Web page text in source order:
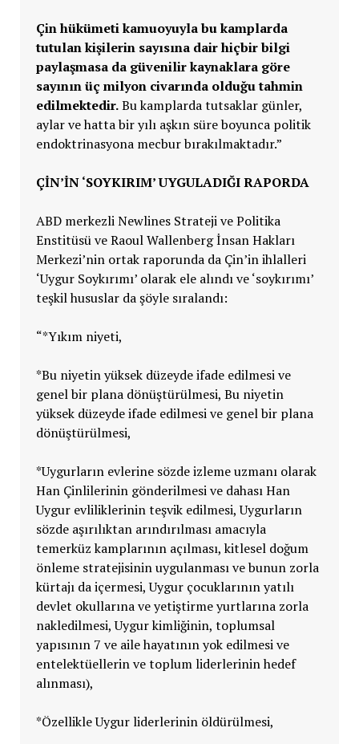
Çin hükümeti kamuoyuyla bu kamplarda
tutulan kişilerin sayısına dair hiçbir bilgi
paylaşmasa da güvenilir kaynaklara göre
sayının üç milyon civarında olduğu tahmin
edilmektedir.Bu kamplarda tutsaklar günler,
aylar ve hatta bir yılı aşkın süre boyunca politik
endoktrinasyona mecbur bırakılmaktadır.”
ÇİN’İN ‘SOYKIRIM’ UYGULADIĞI RAPORDA
ABD merkezli Newlines Strateji ve Politika
Enstitüsü ve Raoul Wallenberg İnsan Hakları
Merkezi’nin ortak raporunda da Çin’in ihlalleri
‘Uygur Soykırımı’ olarak ele alındı ve ‘soykırımı’
teşkil hususlar da şöyle sıralandı:
“*Yıkım niyeti,
*Bu niyetin yüksek düzeyde ifade edilmesi ve
genel bir plana dönüştürülmesi, Bu niyetin
yüksek düzeyde ifade edilmesi ve genel bir plana
dönüştürülmesi,
*Uygurların evlerine sözde izleme uzmanı olarak
Han Çinlilerinin gönderilmesi ve dahası Han
Uygur evliliklerinin teşvik edilmesi, Uygurların
sözde aşırılıktan arındırılması amacıyla
temerküz kamplarının açılması, kitlesel doğum
önleme stratejisinin uygulanması ve bunun zorla
kürtajı da içermesi, Uygur çocuklarının yatılı
devlet okullarına ve yetiştirme yurtlarına zorla
nakledilmesi, Uygur kimliğinin, toplumsal
yapısının 7 ve aile hayatının yok edilmesi ve
entelektüellerin ve toplum liderlerinin hedef
alınması),
*Özellikle Uygur liderlerinin öldürülmesi,